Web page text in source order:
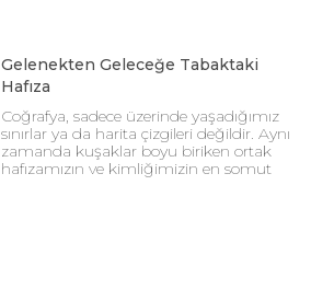
Gelenekten Geleceğe Tabaktaki
Hafıza
Coğrafya, sadece üzerinde yaşadığımız
sınırlar ya da harita çizgileri değildir. Aynı
zamanda kuşaklar boyu biriken ortak
hafızamızın ve kimliğimizin en somut